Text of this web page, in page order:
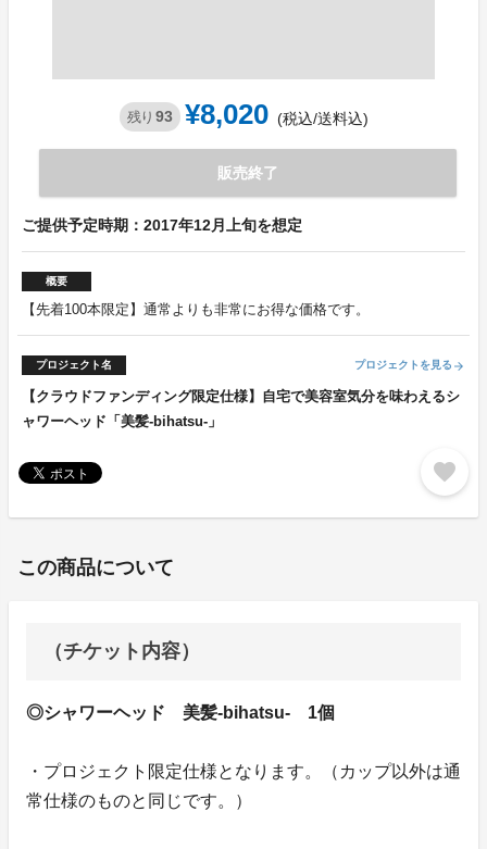
残り 93 ¥8,020 (税込/送料込)
販売終了
ご提供予定時期：2017年12月上旬を想定
概要
【先着100本限定】通常よりも非常にお得な価格です。
プロジェクト名 プロジェクトを見る arrow_forward
【クラウドファンディング限定仕様】自宅で美容室気分を味わえるシ
ャワーヘッド「美髪-bihatsu-」
favorite
この商品について
（チケット内容）
◎シャワーヘッド 美髪-bihatsu- 1個
・プロジェクト限定仕様となります。（カップ以外は通
常仕様のものと同じです。）